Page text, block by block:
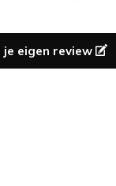
je eigen review